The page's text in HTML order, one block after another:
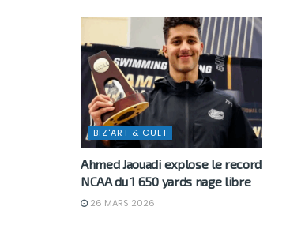
BIZ'ART & CULT
Ahmed Jaouadi explose le record
NCAA du 1 650 yards nage libre
26 MARS 2026